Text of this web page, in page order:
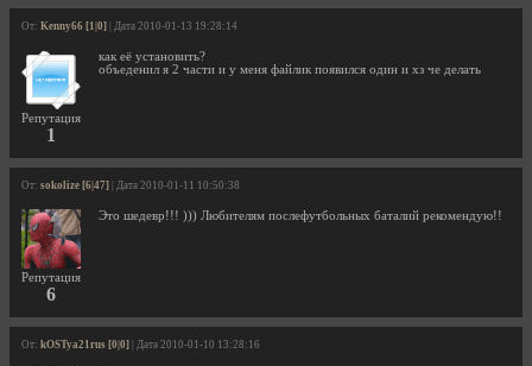
От: Kenny66 [1|0] | Дата 2010-01-13 19:28:14
Репутация
1
как её установить?
объеденил я 2 части и у меня файлик появился один и хз че делать
От: sokolize [6|47] | Дата 2010-01-11 10:50:38
Репутация
6
Это шедевр!!! ))) Любителям послефутбольных баталий рекомендую!!
От: kOSTya21rus [0|0] | Дата 2010-01-10 13:28:16